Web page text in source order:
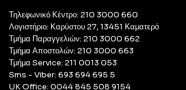
Τηλεφωνικό Κέντρο: 210 3000 660
Λογιστήριο: Καρύστου 27, 13451 Καματερό
Τμήμα Παραγγελιών: 210 3000 662
Τμήμα Αποστολών: 210 3000 663
Τμήμα Service: 211 0013 053
Sms - Viber: 693 694 695 5
UK Office: 0044 845 508 9154